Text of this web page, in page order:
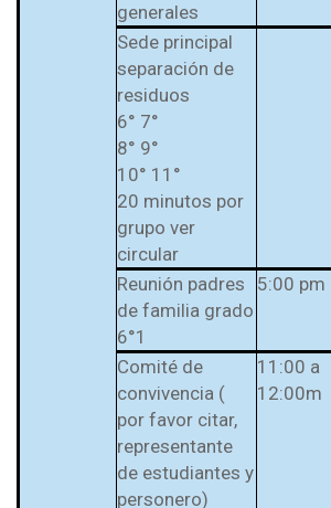
generales
Sede principal
separación de
residuos
6° 7°
8° 9°
10° 11°
20 minutos por
grupo ver
circular
Reunión padres
de familia grado
6°1
5:00 pm
Comité de
convivencia (
por favor citar,
representante
de estudiantes y
personero)
11:00 a
12:00m